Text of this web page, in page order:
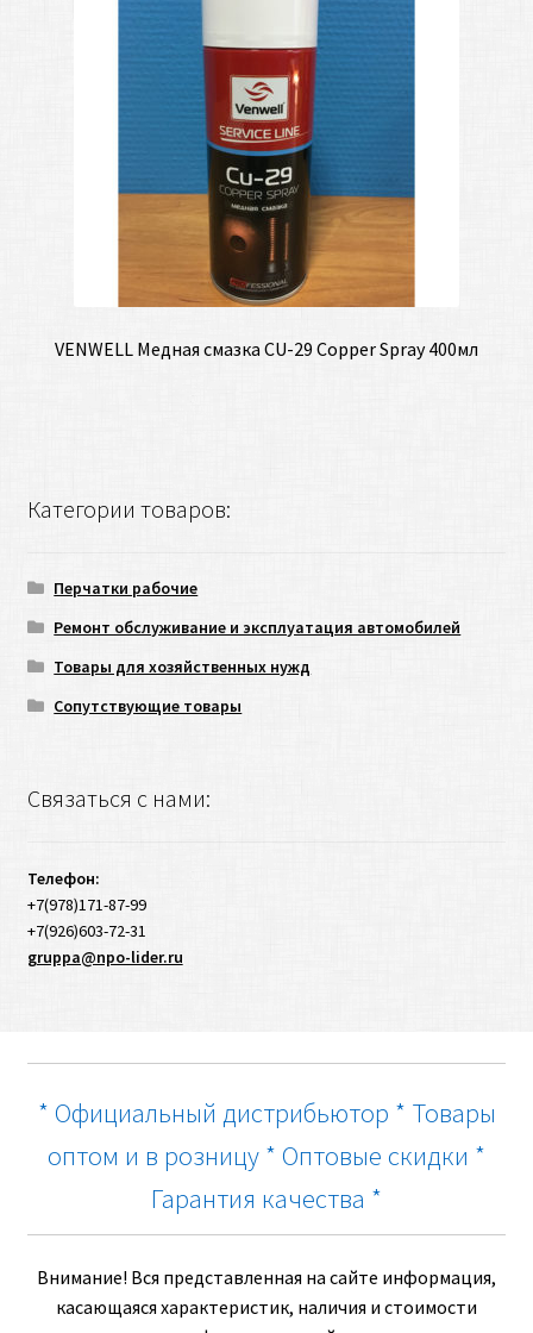
VENWELL Медная смазка CU-29 Copper Spray 400мл
Категории товаров:
Перчатки рабочие
Ремонт обслуживание и эксплуатация автомобилей
Товары для хозяйственных нужд
Сопутствующие товары
Связаться с нами:
Телефон:
+7(978)171-87-99
+7(926)603-72-31
gruppa@npo-lider.ru
* Официальный дистрибьютор * Товары
оптом и в розницу * Оптовые скидки *
Гарантия качества *
Внимание! Вся представленная на сайте информация,
касающаяся характеристик, наличия и стоимости